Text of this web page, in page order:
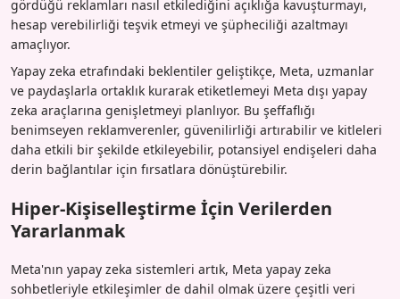
gördüğü reklamları nasıl etkilediğini açıklığa kavuşturmayı,
hesap verebilirliği teşvik etmeyi ve şüpheciliği azaltmayı
amaçlıyor.
Yapay zeka etrafındaki beklentiler geliştikçe, Meta, uzmanlar
ve paydaşlarla ortaklık kurarak etiketlemeyi Meta dışı yapay
zeka araçlarına genişletmeyi planlıyor. Bu şeffaflığı
benimseyen reklamverenler, güvenilirliği artırabilir ve kitleleri
daha etkili bir şekilde etkileyebilir, potansiyel endişeleri daha
derin bağlantılar için fırsatlara dönüştürebilir.
Hiper-Kişiselleştirme İçin Verilerden
Yararlanmak
Meta'nın yapay zeka sistemleri artık, Meta yapay zeka
sohbetleriyle etkileşimler de dahil olmak üzere çeşitli veri